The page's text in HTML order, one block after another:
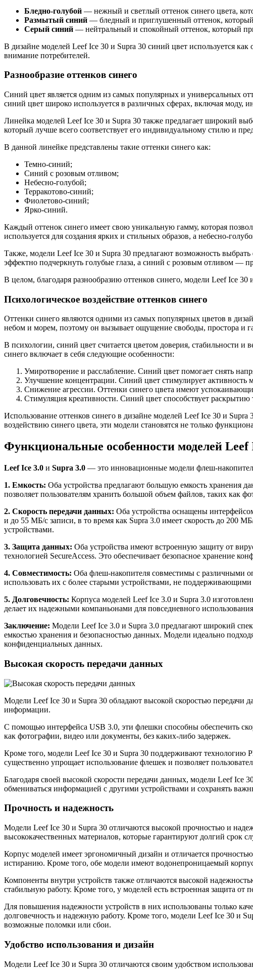
Бледно-голубой — нежный и светлый оттенок синего цвета,
Размытый синий — бледный и приглушенный оттенок, который
Серый синий — нейтральный и спокойный оттенок, который
В дизайне моделей Leef Ice 30 и Supra 30 синий цвет используется
внимание потребителей.
Разнообразие оттенков синего
Синий цвет является одним из самых популярных и универсальных
синий цвет широко используется в различных сферах, включая моду,
Линейка моделей Leef Ice 30 и Supra 30 также предлагает широкий
который лучше всего соответствует его индивидуальному стилю и
В данной линейке представлены такие оттенки синего как:
Темно-синий;
Синий с розовым отливом;
Небесно-голубой;
Терракотово-синий;
Фиолетово-синий;
Ярко-синий.
Каждый оттенок синего имеет свою уникальную гамму, которая
используется для создания ярких и стильных образов, а небесно-
Также, модели Leef Ice 30 и Supra 30 предлагают возможность
эффектно подчеркнуть голубые глаза, а синий с розовым отливом —
В целом, благодаря разнообразию оттенков синего, модели Leef Ice
Психологическое воздействие оттенков синего
Оттенки синего являются одними из самых популярных цветов в
небом и морем, поэтому он вызывает ощущение свободы, простора и
В психологии, синий цвет считается цветом доверия, стабильности и
синего включает в себя следующие особенности:
Умиротворение и расслабление. Синий цвет помогает снять
Улучшение концентрации. Синий цвет стимулирует активность
Снижение агрессии. Оттенки синего цвета имеют
Стимуляция креативности. Синий цвет способствует
Использование оттенков синего в дизайне моделей Leef Ice 30 и
воздействию синего цвета, эти модели становятся не только
Функциональные особенности моделей Leef
Leef Ice 3.0 и Supra 3.0 — это инновационные модели флеш-
1. Емкость: Оба устройства предлагают большую емкость хранения
позволяет пользователям хранить большой объем файлов, таких как
2. Скорость передачи данных: Оба устройства оснащены
и до 55 МБ/с записи, в то время как Supra 3.0 имеет скорость до 200
устройствами.
3. Защита данных: Оба устройства имеют встроенную защиту от
технологией SecureAccess. Это обеспечивает безопасное хранение
4. Совместимость: Оба флеш-накопителя совместимы с различными
использовать их с более старыми устройствами, не
5. Долговечность: Корпуса моделей Leef Ice 3.0 и Supra 3.0
делает их надежными компаньонами для повседневного
Заключение: Модели Leef Ice 3.0 и Supra 3.0 предлагают широкий
емкостью хранения и безопасностью данных. Модели идеально
конфиденциальных данных.
Высокая скорость передачи данных
Модели Leef Ice 30 и Supra 30 обладают высокой скоростью передачи
информации.
С помощью интерфейса USB 3.0, эти флешки способны обеспечить
как фотографии, видео или документы, без каких-либо задержек.
Кроме того, модели Leef Ice 30 и Supra 30 поддерживают технологию
существенно упрощает использование флешек и позволяет
Благодаря своей высокой скорости передачи данных, модели Leef
обмениваться информацией с другими устройствами и сохранять
Прочность и надежность
Модели Leef Ice 30 и Supra 30 отличаются высокой прочностью и
высококачественных материалов, которые гарантируют долгий срок
Корпус моделей имеет эргономичный дизайн и отличается
истиранию. Кроме того, обе модели имеют водонепроницаемый
Компоненты внутри устройств также отличаются высокой
стабильную работу. Кроме того, у моделей есть встроенная защита
Для повышения надежности устройств в них использованы только
долговечность и надежную работу. Кроме того, модели Leef Ice 30 и
возможные поломки или сбои.
Удобство использования и дизайн
Модели Leef Ice 30 и Supra 30 отличаются своим удобством